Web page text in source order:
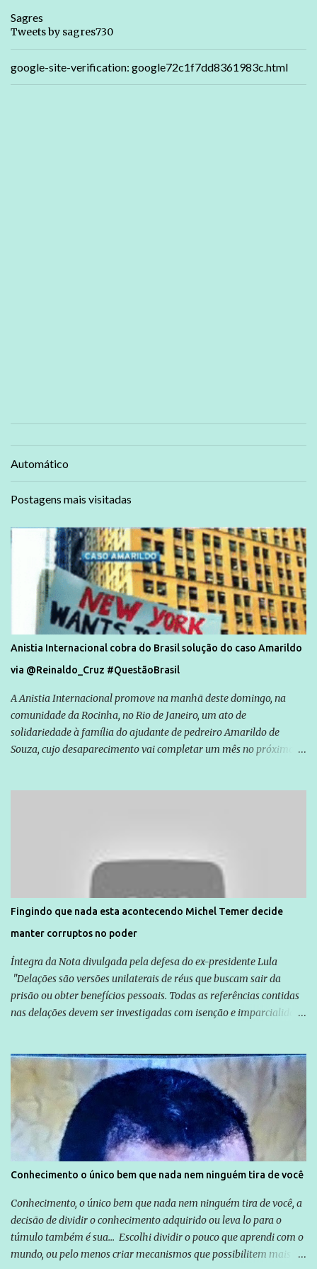
Sagres
Tweets by sagres730
google-site-verification: google72c1f7dd8361983c.html
Automático
Postagens mais visitadas
Anistia Internacional cobra do Brasil solução do caso Amarildo
via @Reinaldo_Cruz #QuestãoBrasil
A Anistia Internacional promove na manhã deste domingo, na
comunidade da Rocinha, no Rio de Janeiro, um ato de
solidariedade à família do ajudante de pedreiro Amarildo de
Souza, cujo desaparecimento vai completar um mês no próximo
são vítimas de violência, estão em situação de risco ou têm seus
direitos violados. Leia mais: Anistia Internacional cobra do Brasil
solução do caso Amarildo - Terra Brasil
Fingindo que nada esta acontecendo Michel Temer decide
manter corruptos no poder
Íntegra da Nota divulgada pela defesa do ex-presidente Lula
"Delações são versões unilaterais de réus que buscam sair da
prisão ou obter benefícios pessoais. Todas as referências contidas
nas delações devem ser investigadas com isenção e imparcialidade
Globo manteve com o Grupo Odebrecht, citada na delação de
Emílio Odebrecht. Lula sempre atuou para promover o Brasil no
exterior, e não para promover determinadas empresas ou
empresários" Assina a nota o advogado Cristiano Zanin Martins
Conhecimento o único bem que nada nem ninguém tira de você
Conhecimento, o único bem que nada nem ninguém tira de você, a
decisão de dividir o conhecimento adquirido ou leva lo para o
túmulo também é sua... Escolhi dividir o pouco que aprendi com o
mundo, ou pelo menos criar mecanismos que possibilitem mais e